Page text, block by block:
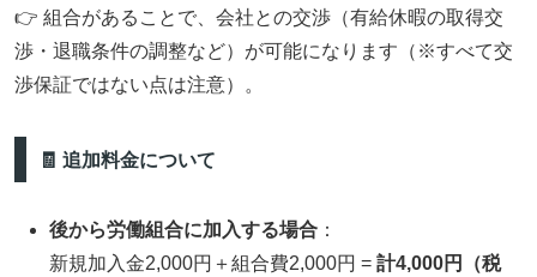
👉 組合があることで、会社との交渉（有給休暇の取得交
渉・退職条件の調整など）が可能になります（※すべて交
渉保証ではない点は注意）。
🧾 追加料金について
後から労働組合に加入する場合 ：
新規加入金2,000円＋組合費2,000円 =計4,000円（税